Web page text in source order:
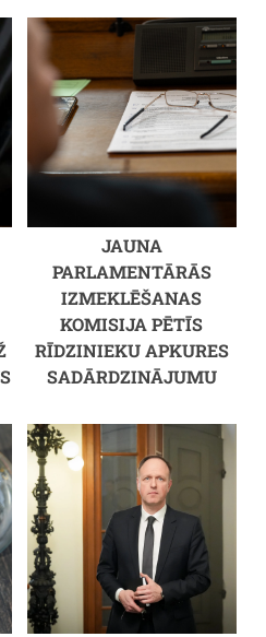
JAUNA
PARLAMENTĀRĀS
IZMEKLĒŠANAS
KOMISIJA PĒTĪS
RĪDZINIEKU APKURES
SADĀRDZINĀJUMU